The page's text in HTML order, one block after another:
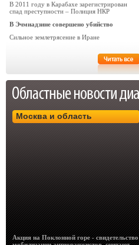
В 2011 году в Карабахе зарегистрирован
спад преступности – Полиция НКР
В Эчмиадзине совершено убийство
Сильное землетрясение в Иране
Москва и область
Акция на Поклонной горе - свидетельство